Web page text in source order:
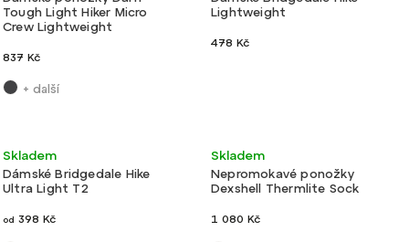
Tough Light Hiker Micro
Crew Lightweight
837 Kč
+ další
Lightweight
478 Kč
Ultralehké
Dámské Bridgedale Hike
Ultra Light T2
Skladem
od 398 Kč
Velmi lehké
Nepromokavé ponožky
Dexshell Thermlite Sock
Skladem
1 080 Kč